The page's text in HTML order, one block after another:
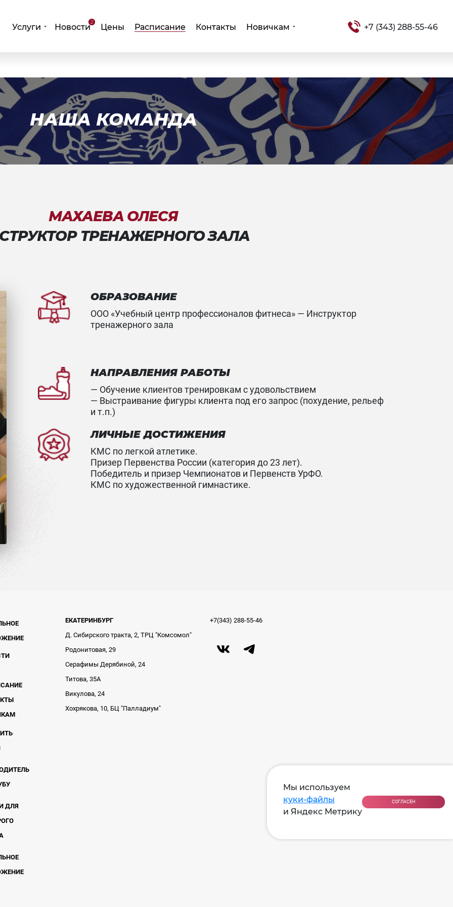
Услуги Новости
2
Цены Расписание Контакты Новичкам +7 (343) 288-55-46
НАША КОМАНДА
МАХАЕВА ОЛЕСЯ
ТРЕНАЖЕРНОГО ЗАЛА
ОБРАЗОВАНИЕ
ООО «Учебный центр профессионалов фитнеса» — Инструктор
тренажерного зала
НАПРАВЛЕНИЯ РАБОТЫ
— Обучение клиентов тренировкам с удовольствием
— Выстраивание фигуры клиента под его запрос (похудение, рельеф
и т.п.)
ЛИЧНЫЕ ДОСТИЖЕНИЯ
КМС по легкой атлетике.
Призер Первенства России (категория до 23 лет).
Победитель и призер Чемпионатов и Первенств УрФО.
КМС по художественной гимнастике.
Мы используем
куки-файлы
и Яндекс Метрику
СОГЛАСЕН
ДЛЯ
ЕКАТЕРИНБУРГ
Д. Сибирского тракта, 2, ТРЦ "Комсомол"
Родонитовая, 29
Серафимы Дерябиной, 24
Титова, 35А
Викулова, 24
Хохрякова, 10, БЦ "Палладиум"
+7(343) 288-55-46